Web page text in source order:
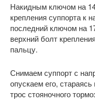
Накидным ключом на
крепления суппорта к
последний ключом на
верхний болт
пальцу.
Снимаем суппорт с
опускаем его,
трос стояночного